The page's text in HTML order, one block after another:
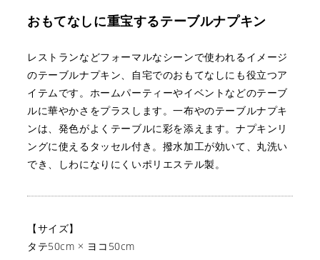
おもてなしに重宝するテーブルナプキン
レストランなどフォーマルなシーンで使われるイメージ
のテーブルナプキン、
自宅でのおもてなしにも役立つア
イテムです。 ホームパーティーやイベントなどのテーブ
ルに華やかさをプラスします。一布やのテーブルナプキ
ンは、発色がよくテーブルに彩を添えます。 ナプキンリ
ングに使えるタッセル付き。 撥水加工が効いて、丸洗い
でき、しわになりにくいポリエステル製。
【サイズ】
タテ50cm × ヨコ50cm